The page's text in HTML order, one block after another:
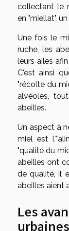
collectant le
en "miellat",
Une fois le
ruche, les
leurs ailes
C'est ainsi
"récolte du
alvéoles,
abeilles.
Un aspect à
miel est
"qualité du
abeilles ont
de qualité, il
abeilles aient
Les
urbaines